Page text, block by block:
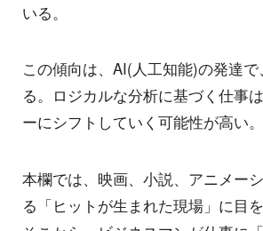
いる。
この傾向は、AI(人工知能)の発達
る。ロジカルな分析に基づく仕事
ーにシフトしていく可能性が高い。
本欄では、映画、小説、アニメー
る「ヒットが生まれた現場」に目